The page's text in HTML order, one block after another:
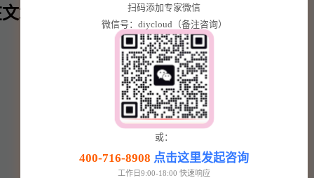
章内⬇️
扫码添加专家微信
微信号：diycloud（备注咨询）
或：
400-716-8908 点击这里发起咨询
工作日9:00-18:00 快速响应